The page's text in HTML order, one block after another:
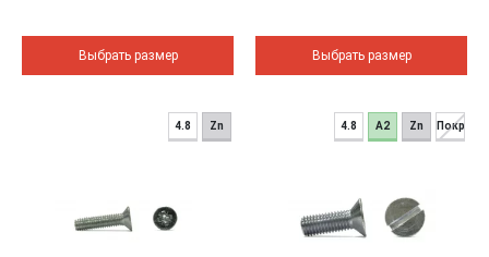
Выбрать размер Выбрать размер
4.8 Zn 4.8 A2 Zn Покр